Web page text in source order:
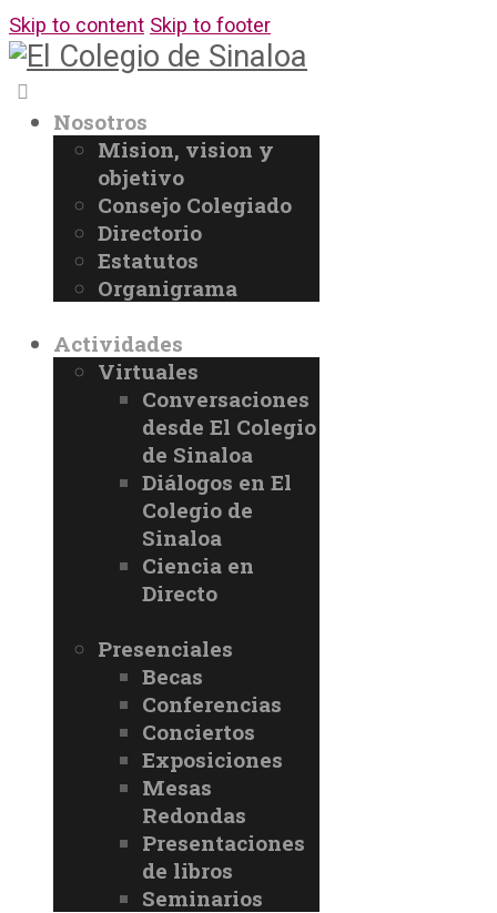
Skip to content Skip to footer
Nosotros
Mision, vision y
objetivo
Consejo Colegiado
Directorio
Estatutos
Organigrama
Actividades
Virtuales
Conversaciones
desde El Colegio
de Sinaloa
Diálogos en El
Colegio de
Sinaloa
Ciencia en
Directo
Presenciales
Becas
Conferencias
Conciertos
Exposiciones
Mesas
Redondas
Presentaciones
de libros
Seminarios